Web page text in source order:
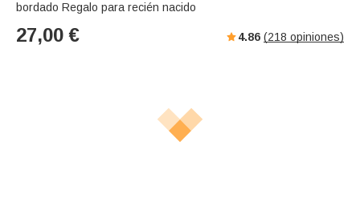
bordado Regalo para recién nacido
27,00 € 4.86 (218 opiniones)